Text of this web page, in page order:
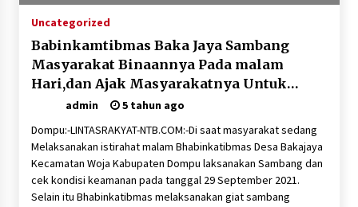
Uncategorized
Babinkamtibmas Baka Jaya Sambang
Masyarakat Binaannya Pada malam
Hari,dan Ajak Masyarakatnya Untuk
Vaksinadmin
5 tahun ago
Dompu:-LINTASRAKYAT-NTB.COM:-Di saat masyarakat sedang
Melaksanakan istirahat malam Bhabinkatibmas Desa Bakajaya
Kecamatan Woja Kabupaten Dompu laksanakan Sambang dan
cek kondisi keamanan pada tanggal 29 September 2021.
Selain itu Bhabinkatibmas melaksanakan giat sambang